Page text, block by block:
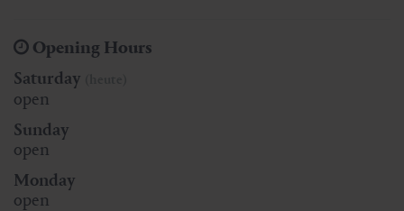
Opening Hours
Saturday
open
Sunday
open
Monday
open